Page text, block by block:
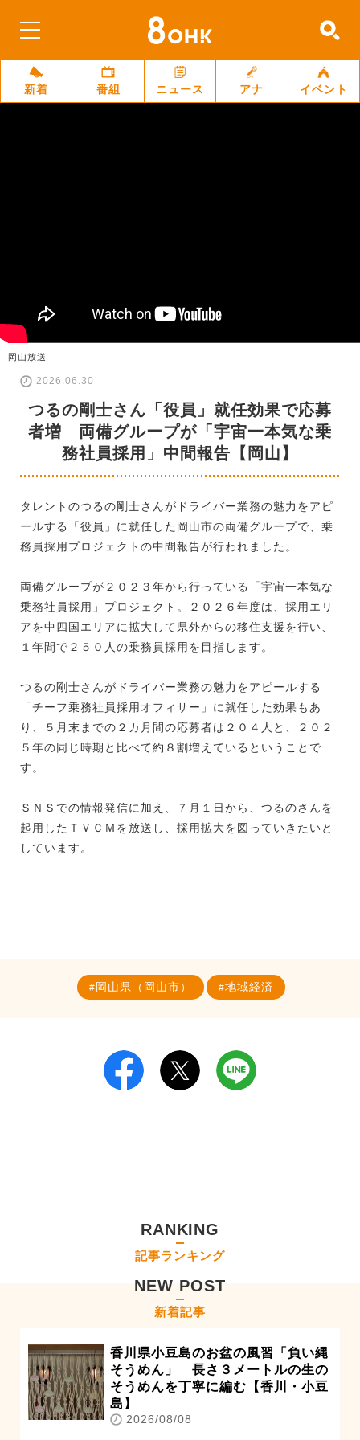
新着 番組 ニュース アナ イベント
岡山放送
2026.06.30
つるの剛士さん「役員」就任効果で応募
者増 両備グループが「宇宙一本気な乗
務社員採用」中間報告【岡山】
タレントのつるの剛士さんがドライバー業務の魅力をアピ
ールする「役員」に就任した岡山市の両備グループで、乗
務員採用プロジェクトの中間報告が行われました。
両備グループが２０２３年から行っている「宇宙一本気な
乗務社員採用」プロジェクト。２０２６年度は、採用エリ
アを中四国エリアに拡大して県外からの移住支援を行い、
１年間で２５０人の乗務員採用を目指します。
つるの剛士さんがドライバー業務の魅力をアピールする
「チーフ乗務社員採用オフィサー」に就任した効果もあ
り、５月末までの２カ月間の応募者は２０４人と、２０２
５年の同じ時期と比べて約８割増えているということで
す。
ＳＮＳでの情報発信に加え、７月１日から、つるのさんを
起用したＴＶＣＭを放送し、採用拡大を図っていきたいと
しています。
岡山県（岡山市） 地域経済
RANKING
記事ランキング
NEW POST
新着記事
香川県小豆島のお盆の風習「負い縄
そうめん」 長さ３メートルの生の
そうめんを丁寧に編む【香川・小豆
島】
2026/08/08